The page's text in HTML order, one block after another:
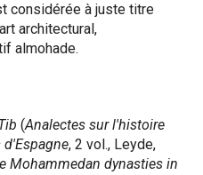
considérée à juste titre
architectural,
almohade.
(Analectes sur l'histoire
d'Espagne, 2 vol., Leyde,
Mohammedan dynasties in